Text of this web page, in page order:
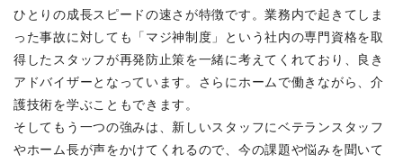
ひとりの成長スピードの速さが特徴です。業務内で起きてしま
った事故に対しても「マジ神制度」という社内の専門資格を取
得したスタッフが再発防止策を一緒に考えてくれており、良き
アドバイザーとなっています。さらにホームで働きながら、介
護技術を学ぶこともできます。
そしてもう一つの強みは、新しいスタッフにベテランスタッフ
やホーム長が声をかけてくれるので、今の課題や悩みを聞いて